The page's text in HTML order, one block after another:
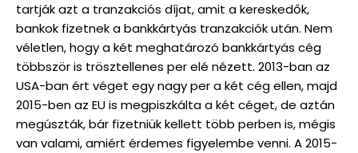
tartják azt a tranzakciós díjat, amit a kereskedők,
bankok fizetnek a bankkártyás tranzakciók után. Nem
véletlen, hogy a két meghatározó bankkártyás cég
többször is trösztellenes per elé nézett. 2013-ban az
USA-ban ért véget egy nagy per a két cég ellen, majd
2015-ben az EU is megpiszkálta a két céget, de aztán
megúszták, bár fizetniük kellett több perben is, mégis
van valami, amiért érdemes figyelembe venni. A 2015-